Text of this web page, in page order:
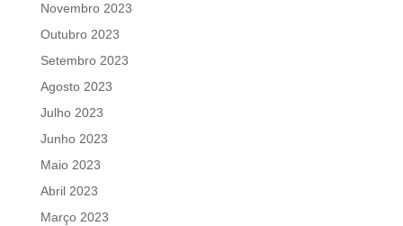
Novembro 2023
Outubro 2023
Setembro 2023
Agosto 2023
Julho 2023
Junho 2023
Maio 2023
Abril 2023
Março 2023